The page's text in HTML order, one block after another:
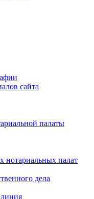
сайта
палаты
нотариальных палат
дела